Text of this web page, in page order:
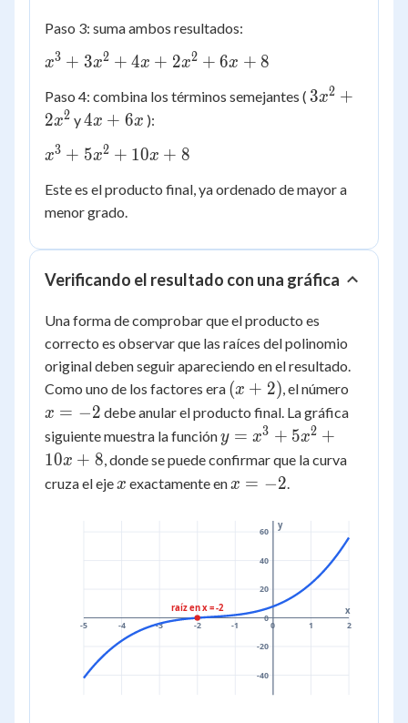
3x +
\cdot
4 =
x^3
3x^2
x^2
+ 2
3x +
2
4 =
2x^2
+ 6x
+ 8
Paso 3: suma ambos resultados:
x^3
3x^2
+ 4x
+
2x^2
+ 6x
+ 8
x3 + 3x2 + 4x + 2x2 + 6x + 8
Paso 4: combina los términos semejantes ( 3x^2
3x2 +
2x2 y4x
6x
4x + 6x ):
x^3
5x^2
+
x3 + 5x2 + 10x + 8
Este es el producto final, ya ordenado de mayor a
menor grado.
Verificando el resultado con una gráfica
Una forma de comprobar que el producto es
correcto es observar que las raíces del polinomio
original deben seguir apareciendo en el resultado.
Como uno de los factores era (x+2)
(x + 2), el número
x = −2 debe anular el producto final. La gráfica
siguiente muestra la funcióny =
x^3
+
y = x3 + 5x2 +
10x + 8, donde se puede confirmar que la curva
cruza el eje x
x exactamente en x
x = −2.
-5 -4 -3 -2 -1 0 1 2
-40
-20
0
20
40
60
x
y
raíz en x = -2